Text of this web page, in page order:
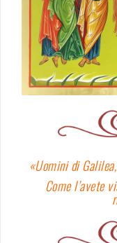
«Uomini di
Come l’avete